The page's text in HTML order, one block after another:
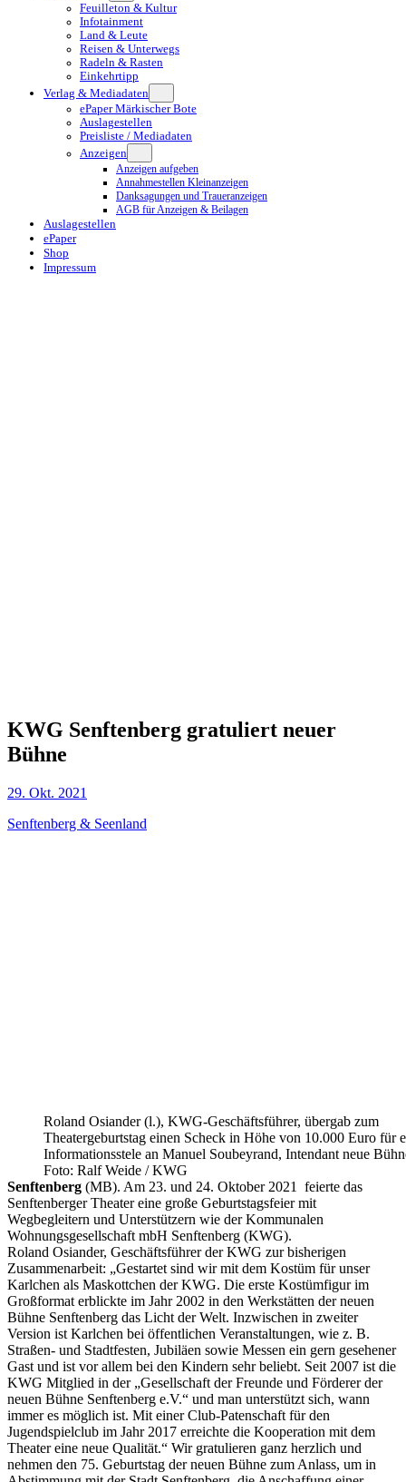
Feuilleton & Kultur
Infotainment
Land & Leute
Reisen & Unterwegs
Radeln & Rasten
Einkehrtipp
Verlag & Mediadaten
ePaper Märkischer Bote
Auslagestellen
Preisliste / Mediadaten
Anzeigen
Anzeigen aufgeben
Annahmestellen Kleinanzeigen
Danksagungen und Traueranzeigen
AGB für Anzeigen & Beilagen
Auslagestellen
ePaper
Shop
Impressum
KWG Senftenberg gratuliert neuer
Bühne
29. Okt. 2021
Senftenberg & Seenland
Roland Osiander (l.), KWG-Geschäftsführer, übergab zum
Theatergeburtstag einen Scheck in Höhe von 10.000 Euro für
Informationsstele an Manuel Soubeyrand, Intendant neue
Foto: Ralf Weide / KWG
Senftenberg (MB). Am 23. und 24. Oktober 2021 feierte das
Senftenberger Theater eine große Geburtstagsfeier mit
Wegbegleitern und Unterstützern wie der Kommunalen
Wohnungsgesellschaft mbH Senftenberg (KWG).
Roland Osiander, Geschäftsführer der KWG zur bisherigen
Zusammenarbeit: „Gestartet sind wir mit dem Kostüm für unser
Karlchen als Maskottchen der KWG. Die erste Kostümfigur im
Großformat erblickte im Jahr 2002 in den Werkstätten der neuen
Bühne Senftenberg das Licht der Welt. Inzwischen in zweiter
Version ist Karlchen bei öffentlichen Veranstaltungen, wie z. B.
Straßen- und Stadtfesten, Jubiläen sowie Messen ein gern gesehener
Gast und ist vor allem bei den Kindern sehr beliebt. Seit 2007 ist die
KWG Mitglied in der „Gesellschaft der Freunde und Förderer der
neuen Bühne Senftenberg e.V.“ und man unterstützt sich, wann
immer es möglich ist. Mit einer Club-Patenschaft für den
Jugendspielclub im Jahr 2017 erreichte die Kooperation mit dem
Theater eine neue Qualität.“ Wir gratulieren ganz herzlich und
nehmen den 75. Geburtstag der neuen Bühne zum Anlass, um in